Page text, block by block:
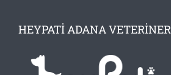
HEYPATI ADANA VETERINER